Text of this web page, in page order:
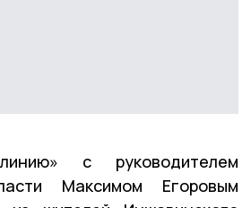
с руководителем
Максимом Егоровым